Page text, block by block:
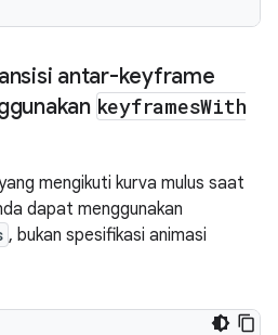
antar-keyframe
keyframesWith
mengikuti kurva mulus saat
dapat menggunakan
, bukan spesifikasi animasi